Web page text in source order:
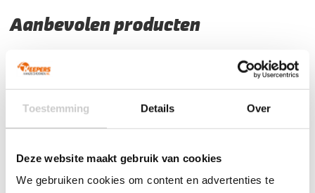
Toestemming Details Over
Deze website maakt gebruik van cookies
We gebruiken cookies om content en advertenties te
Aanbevolen producten